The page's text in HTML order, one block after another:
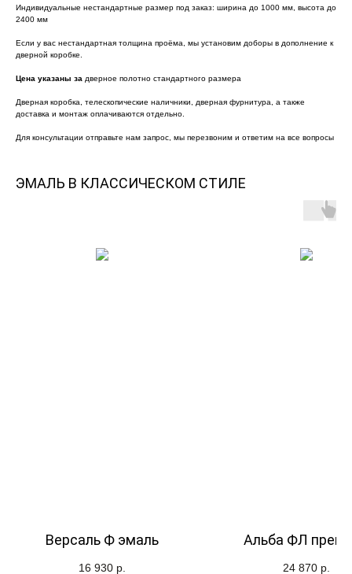
Индивидуальные нестандартные размер под заказ: ширина до 1000 мм, высота до
2400 мм
Если у вас нестандартная толщина проёма, мы установим доборы в дополнение к
дверной коробке.
Цена указаны за дверное полотно стандартного размера
Дверная коробка, телескопические наличники, дверная фурнитура, а также
доставка и монтаж оплачиваются отдельно.
Для консультации отправьте нам запрос, мы перезвоним и ответим на все вопросы
ЭМАЛЬ В КЛАССИЧЕСКОМ СТИЛЕ
Версаль Ф эмаль
16 930 р.
Альба ФЛ
24 870 р.